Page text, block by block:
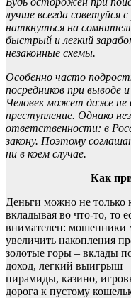
лучше всегда советуйся
наткнуться на
быстрый и легкий
незаконные схемы.
Особенно часто
посредников при выводе
Человек может даже не
преступление. Однако
ответственности: в
закону. Поэтому
ни в коем случае.
Как
Деньги можно не только
вкладывая во что-то, то
внимателен: мошенники
увеличить накопления
золотые горы – вклады
доход, легкий выигрыш
пирамиды, казино,
дорога к пустому